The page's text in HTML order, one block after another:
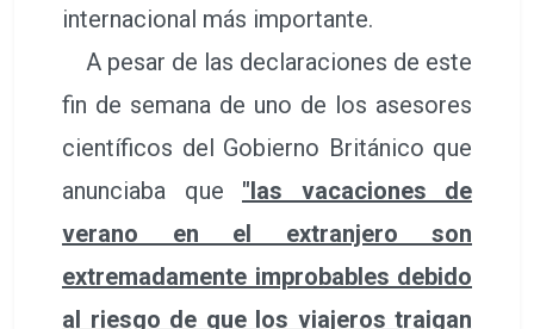
internacional más importante.
A pesar de las declaraciones de este
fin de semana de uno de los asesores
científicos del Gobierno Británico que
anunciaba que "las vacaciones de
verano en el extranjero son
extremadamente improbables debido
al riesgo de que los viajeros traigan